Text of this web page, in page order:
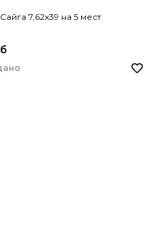
7,62х39 на 5 мест